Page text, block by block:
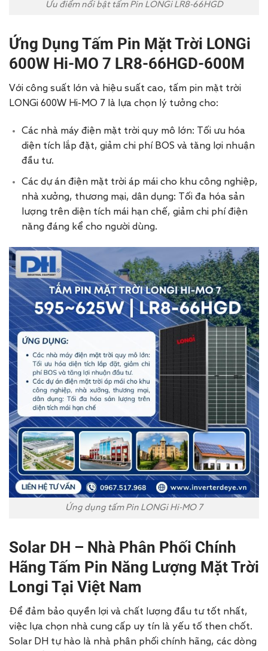
Ưu điểm nổi bật tấm Pin LONGi LR8-66HGD
Ứng Dụng Tấm Pin Mặt Trời LONGi
600W Hi-MO 7 LR8-66HGD-600M
Với công suất lớn và hiệu suất cao, tấm pin mặt trời
LONGi 600W Hi-MO 7 là lựa chọn lý tưởng cho:
Các nhà máy điện mặt trời quy mô lớn: Tối ưu hóa
diện tích lắp đặt, giảm chi phí BOS và tăng lợi nhuận
đầu tư.
Các dự án điện mặt trời áp mái cho khu công nghiệp,
nhà xưởng, thương mại, dân dụng: Tối đa hóa sản
lượng trên diện tích mái hạn chế, giảm chi phí điện
năng đáng kể cho người dùng.
Ứng dụng tấm Pin LONGi Hi-MO 7
Solar DH – Nhà Phân Phối Chính
Hãng Tấm Pin Năng Lượng Mặt Trời
Longi Tại Việt Nam
Để đảm bảo quyền lợi và chất lượng đầu tư tốt nhất,
việc lựa chọn nhà cung cấp uy tín là yếu tố then chốt.
Solar DH tự hào là nhà phân phối chính hãng, các dòng